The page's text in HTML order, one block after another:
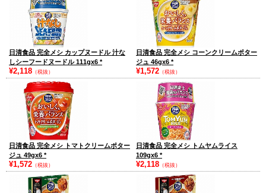
日清食品 完全メシ カップヌードル 汁な
しシーフードヌードル 111gx6 *
¥2,118 （税抜）
日清食品 完全メシ コーンクリームポター
ジュ 46gx6 *
¥1,572 （税抜）
日清食品 完全メシ トマトクリームポター
ジュ 49gx6 *
¥1,572 （税抜）
日清食品 完全メシ トムヤムライス
109gx6 *
¥2,118 （税抜）